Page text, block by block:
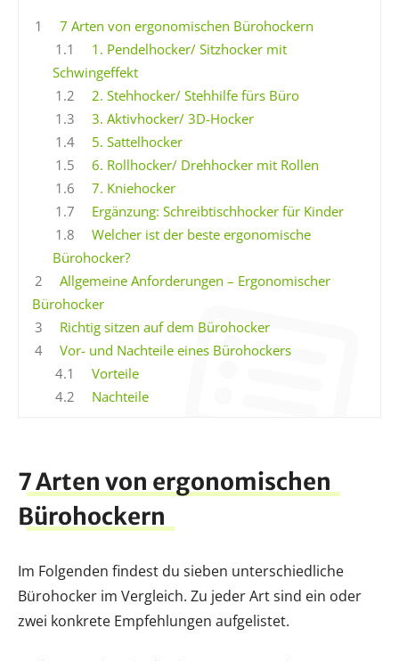
1
7 Arten von ergonomischen Bürohockern
1.1
1. Pendelhocker/ Sitzhocker mit
Schwingeffekt
1.2
2. Stehhocker/ Stehhilfe fürs Büro
1.3
3. Aktivhocker/ 3D-Hocker
1.4
5. Sattelhocker
1.5
6. Rollhocker/ Drehhocker mit Rollen
1.6
7. Kniehocker
1.7
Ergänzung: Schreibtischhocker für Kinder
1.8
Welcher ist der beste ergonomische
Bürohocker?
2
Allgemeine Anforderungen – Ergonomischer
Bürohocker
3
Richtig sitzen auf dem Bürohocker
4
Vor- und Nachteile eines Bürohockers
4.1
Vorteile
4.2
Nachteile
7 Arten von ergonomischen
Bürohockern
Im Folgenden findest du sieben unterschiedliche
Bürohocker im Vergleich. Zu jeder Art sind ein oder
zwei konkrete Empfehlungen aufgelistet.